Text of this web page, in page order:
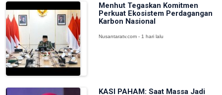
Menhut Tegaskan Komitmen
Perkuat Ekosistem Perdagangan
Karbon Nasional
Nusantaratv.com - 1 hari lalu
KASI PAHAM: Saat Massa Jadi